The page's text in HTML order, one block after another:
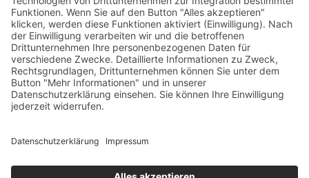
Kostenlose Beratung vor und nach dem
Kauf!
Qualität